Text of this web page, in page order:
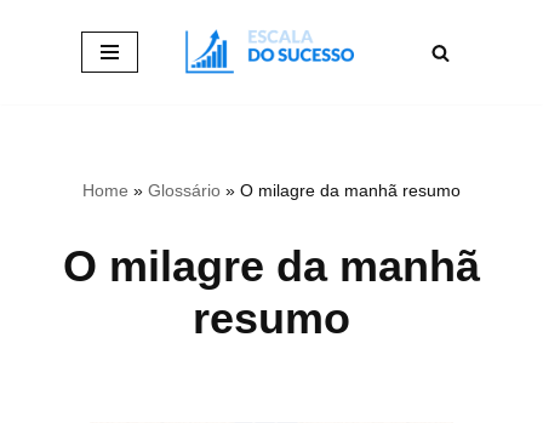
Home » Glossário » O milagre da manhã resumo
O milagre da manhã
resumo